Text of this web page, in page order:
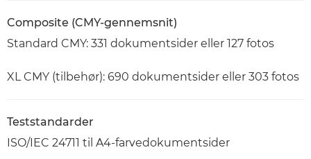
Composite (CMY-gennemsnit)
Standard CMY: 331 dokumentsider eller 127 fotos
XL CMY (tilbehør): 690 dokumentsider eller 303 fotos
Teststandarder
ISO/IEC 24711 til A4-farvedokumentsider